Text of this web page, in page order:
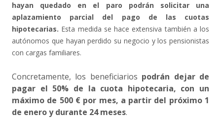
hayan quedado en el paro podrán solicitar una
aplazamiento parcial del pago de las cuotas
hipotecarias. Esta medida se hace extensiva también a los
autónomos que hayan perdido su negocio y los pensionistas
con cargas familiares.
Concretamente, los beneficiarios podrán dejar de
pagar el 50% de la cuota hipotecaria, con un
máximo de 500 € por mes, a partir del próximo 1
de enero y durante 24 meses.